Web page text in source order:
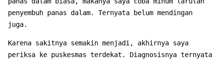
penyembuh panas dalam. Ternyata belum mendingan
juga.
Karena sakitnya semakin menjadi, akhirnya saya
periksa ke puskesmas terdekat. Diagnosisnya ternyata